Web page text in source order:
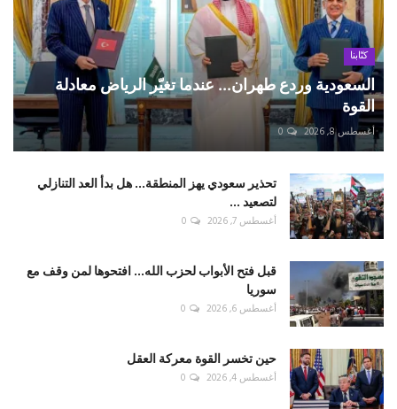
كتّابنا
السعودية وردع طهران... عندما تغيّر الرياض معادلة
القوة
أغسطس 8, 2026 0
تحذير سعودي يهز المنطقة... هل بدأ العد التنازلي
لتصعيد ...
أغسطس 7, 2026 0
قبل فتح الأبواب لحزب الله... افتحوها لمن وقف مع
سوريا
أغسطس 6, 2026 0
حين تخسر القوة معركة العقل
أغسطس 4, 2026 0